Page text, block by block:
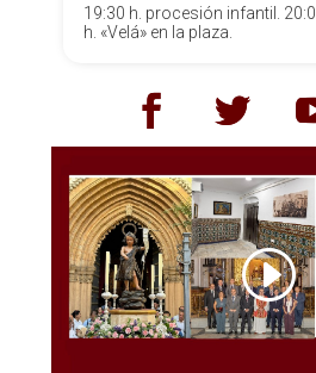
19:30 h. procesión infantil.
h. «Velá» en la plaza.